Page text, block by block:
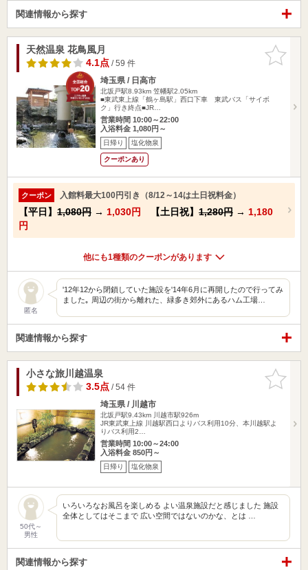
関連情報から探す
お気に入
りに追加
天然温泉 花鳥風月
4.1点/ 59 件
埼玉県 / 日高市
北坂戸駅8.93km 笠幡駅2.05km
■東武東上線「鶴ヶ島駅」西口下車 東武バス「サイボ
ク」行き終点■JR…
営業時間 10:00～22:00
入浴料金 1,080円～
日帰り 塩化物泉
クーポンあり
クーポン 入館料最大100円引き（8/12～14は土日祝料金）
【平日】 1,080円 → 1,030円 【土日祝】 1,280円 → 1,180
円
他にも1種類のクーポンがあります
匿名
'12年12から閉鎖していた施設を'14年6月に再開したので行ってみ
ました｡ 周辺の街から離れた、緑多き郊外にあるハム工場…
関連情報から探す
お気に入
りに追加
小さな旅川越温泉
3.5点/ 54 件
埼玉県 / 川越市
北坂戸駅9.43km
川越市駅926m
JR東武東上線 川越駅西口よりバス利用10分、本川越駅よ
りバス利用2…
営業時間 10:00～24:00
入浴料金 850円～
日帰り 塩化物泉
50代～
男性
いろいろなお風呂を楽しめる よい温泉施設だと感じました 施設
全体としてはそこまで 広い空間ではないのかな、とは …
関連情報から探す